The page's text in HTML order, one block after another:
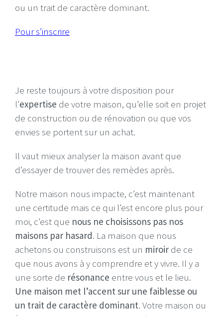
ou un trait de caractère dominant.
Pour s’inscrire
Je reste toujours à votre disposition pour
l’expertise de votre maison, qu’elle soit en projet
de construction ou de rénovation ou que vos
envies se portent sur un achat.
Il vaut mieux analyser la maison avant que
d’essayer de trouver des remèdes après.
Notre maison nous impacte, c’est maintenant
une certitude mais ce qui l’est encore plus pour
moi, c’est que nous ne choisissons pas nos
maisons par hasard. La maison que nous
achetons ou construisons est un miroir de ce
que nous avons à y comprendre et y vivre. Il y a
une sorte de résonance entre vous et le lieu.
Une maison met l’accent sur une faiblesse ou
un trait de caractère dominant. Votre maison ou